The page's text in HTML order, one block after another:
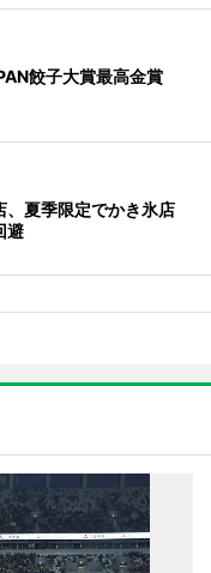
餃子大賞最高金賞
、夏季限定でかき氷店
避